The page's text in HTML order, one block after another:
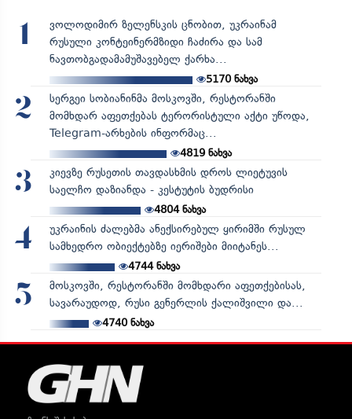
1
ვოლოდიმირ ზელენსკის ცნობით, უკრაინამ
რუსული კონტეინერმზიდი ჩაძირა და სამ
ნავთობგადამამუშავებელ ქარხა...
5170ნახვა
2
სერგეი სობიანინმა მოსკოვში, რესტორანში
მომხდარ აფეთქებას ტერორისტული აქტი უწოდა,
Telegram-არხების ინფორმაც...
4819ნახვა
3
კიევზე რუსეთის თავდასხმის დროს ლიეტუვის
საელჩო დაზიანდა - კესტუტის ბუდრისი
4804ნახვა
4
უკრაინის ძალებმა ანექსირებულ ყირიმში რუსულ
სამხედრო ობიექტებზე იერიშები მიიტანეს...
4744ნახვა
5
მოსკოვში, რესტორანში მომხდარი აფეთქებისას,
სავარაუდოდ, რუსი გენერლის ქალიშვილი და...
4740ნახვა